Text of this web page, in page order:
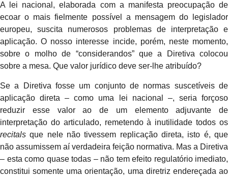
A lei nacional, elaborada com a manifesta preocupação de
ecoar o mais fielmente possível a mensagem do legislador
europeu, suscita numerosos problemas de interpretação e
aplicação. O nosso interesse incide, porém, neste momento,
sobre o molho de “considerandos” que a Diretiva colocou
sobre a mesa. Que valor jurídico deve ser-lhe atribuído?
Se a Diretiva fosse um conjunto de normas suscetíveis de
aplicação direta – como uma lei nacional –, seria forçoso
reduzir esse valor ao de um elemento adjuvante de
interpretação do articulado, remetendo à inutilidade todos os
recitals que nele não tivessem replicação direta, isto é, que
não assumissem aí verdadeira feição normativa. Mas a Diretiva
– esta como quase todas – não tem efeito regulatório imediato,
constitui somente uma orientação, uma diretriz endereçada ao